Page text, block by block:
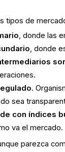
tipos de
, donde las
, donde
.
sea
con índices
va el mercado.
parezca